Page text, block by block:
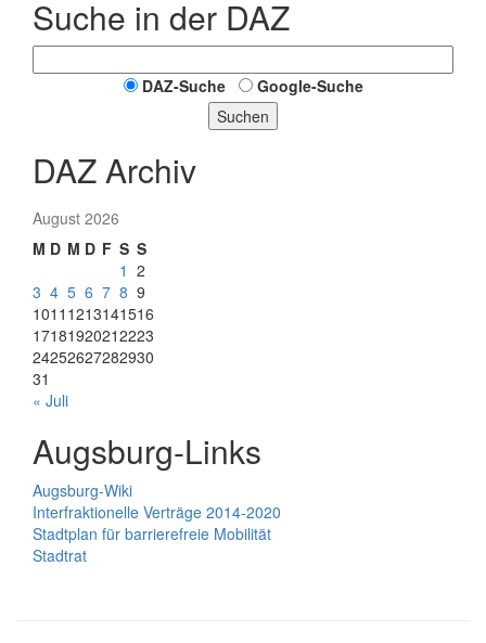
Suche in der DAZ
DAZ-Suche
Google-Suche
Suchen
DAZ Archiv
August 2026
M D M D F S S
1 2
3 4 5 6 7 8 9
1011 1213141516
17181920212223
24252627282930
31
« Juli
Augsburg-Links
Augsburg-Wiki
Interfraktionelle Verträge 2014-2020
Stadtplan für barrierefreie Mobilität
Stadtrat